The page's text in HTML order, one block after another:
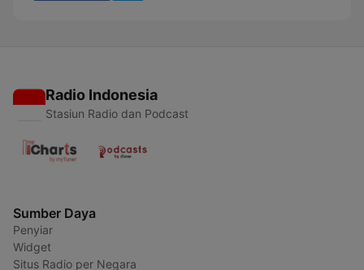
Radio Indonesia
Stasiun Radio dan Podcast
Sumber Daya
Penyiar
Widget
Situs Radio per Negara